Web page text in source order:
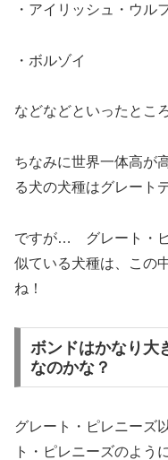
・アイリッシュ・ウル
・ボルゾイ
などなどといったとこ
ちなみに世界一体高が
る犬の犬種はグレート
ですが… グレート・ピ
似ている犬種は、この
ね！
ボンドはかなり大
なのかな？
グレート・ピレニーズ
ト・ピレニーズのよう